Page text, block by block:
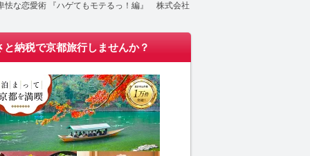
怯な恋愛術 『ハゲてもモテるっ！編』 株式会社
と納税で京都旅行しませんか？